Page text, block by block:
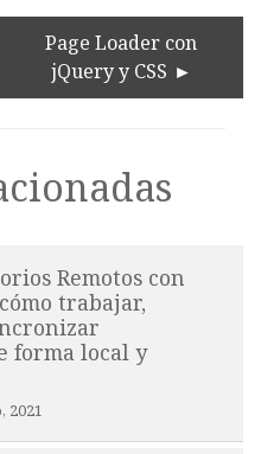
Page Loader con
jQuery y CSS
Remotos con
trabajar,
forma local y
2021